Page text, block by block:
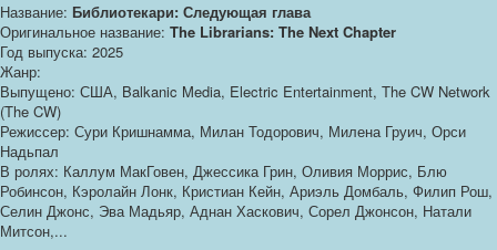
Название: Библиотекари: Следующая глава
Оригинальное название: The Librarians: The Next Chapter
Год выпуска: 2025
Жанр:
Выпущено: США, Balkanic Media, Electric Entertainment, The CW Network
(The CW)
Режиссер: Сури Кришнамма, Милан Тодорович, Милена Груич, Орси
Надьпал
В ролях: Каллум МакГовен, Джессика Грин, Оливия Моррис, Блю
Робинсон, Кэролайн Лонк, Кристиан Кейн, Ариэль Домбаль, Филип Рош,
Селин Джонс, Эва Мадьяр, Аднан Хаскович, Сорел Джонсон, Натали
Митсон,...